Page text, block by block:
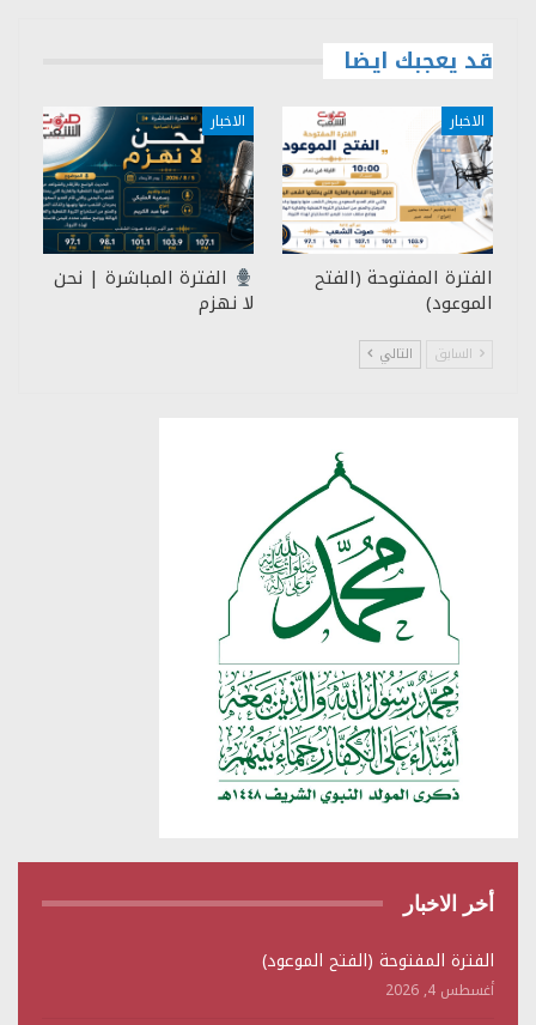
قد يعجبك ايضا
الاخبار
الفترة المفتوحة (الفتح
الموعود)
الاخبار
الفترة المباشرة | نحن
لا نهزم
السابق التالي
أخر الاخبار
الفترة المفتوحة (الفتح الموعود)
أغسطس 4, 2026